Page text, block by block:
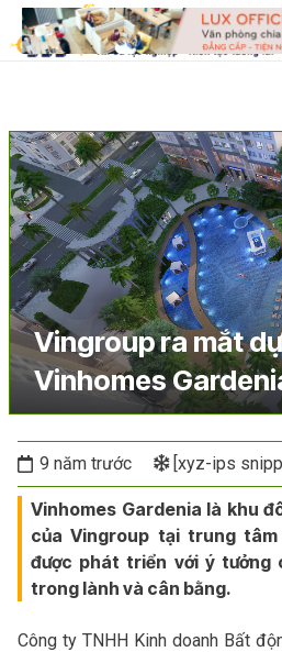
Vingroup ra mắt
Vinhomes
9 năm trước [xyz-ips
Vinhomes Gardenia là khu
của Vingroup tại trung
được phát triển với ý tưởng
trong lành và cân bằng.
Công ty TNHH Kinh doanh Bất